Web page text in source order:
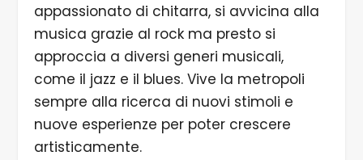
appassionato di chitarra, si avvicina alla
musica grazie al rock ma presto si
approccia a diversi generi musicali,
come il jazz e il blues. Vive la metropoli
sempre alla ricerca di nuovi stimoli e
nuove esperienze per poter crescere
artisticamente.